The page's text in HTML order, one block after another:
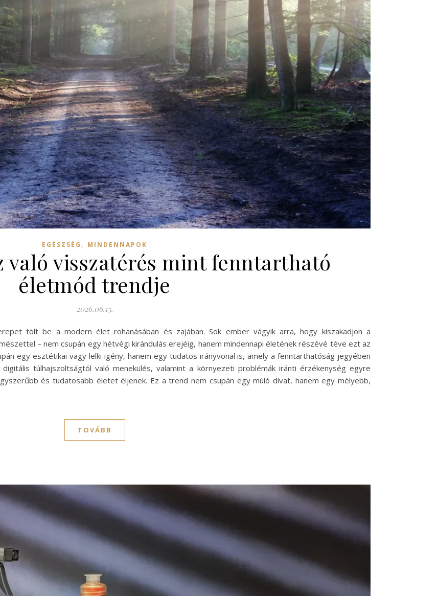
EGÉSZSÉG , MINDENNAPOK
való visszatérés mint fenntartható
életmód trendje
2026.06.15.
tölt be a modern élet rohanásában és zajában. Sok ember vágyik arra, hogy kiszakadjon a
– nem csupán egy hétvégi kirándulás erejéig, hanem mindennapi életének részévé téve ezt az
egy esztétikai vagy lelki igény, hanem egy tudatos irányvonal is, amely a fenntarthatóság jegyében
túlhajszoltságtól való menekülés, valamint a környezeti problémák iránti érzékenység egyre
és tudatosabb életet éljenek. Ez a trend nem csupán egy múló divat, hanem egy mélyebb,
TOVÁBB